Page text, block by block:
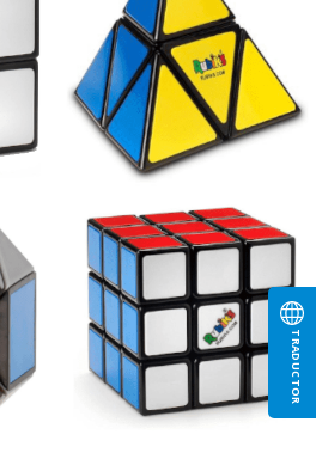
TRADUCTOR